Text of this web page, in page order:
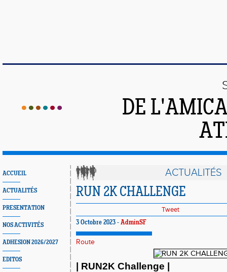
DE
ACCUEIL
ACTUALITÉS
PRESENTATION
NOS ACTIVITÉS
ADHESION 2026/2027
EDITOS
ACTUALITÉS
RUN 2K CHALLENGE
Tweet
3 Octobre 2023 - AdminSF
Route
| RUN2K Challenge |